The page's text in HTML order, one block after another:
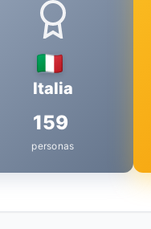
Italia
159
personas